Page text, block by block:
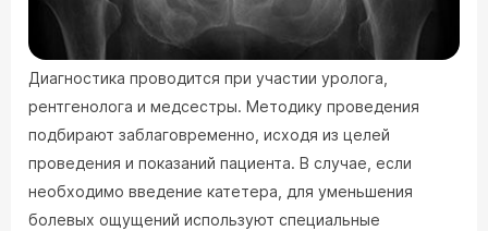
Диагностика проводится при участии уролога,
рентгенолога и медсестры. Методику проведения
подбирают заблаговременно, исходя из целей
проведения и показаний пациента. В случае, если
необходимо введение катетера, для уменьшения
болевых ощущений используют специальные